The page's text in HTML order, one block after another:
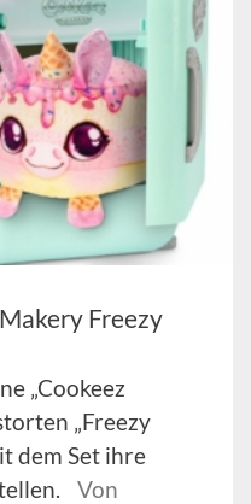
Freezy
„Cookeez
„Freezy
dem Set ihre
Von